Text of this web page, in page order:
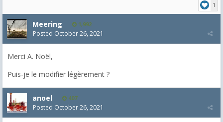
1
Meering 1,992
Posted October 26, 2021
Merci A. Noël,
Puis-je le modifier légèrement ?
anoel 407
Posted October 26, 2021